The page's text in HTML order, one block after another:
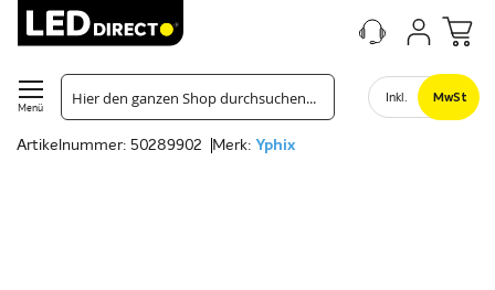
Menü
Inkl. MwSt
Artikelnummer: 50289902 Merk: Yphix